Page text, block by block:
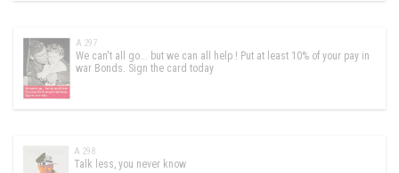
A 297
We can't all go... but we can all help ! Put at least 10% of your pay in
war Bonds. Sign the card today
A 298
Talk less, you never know